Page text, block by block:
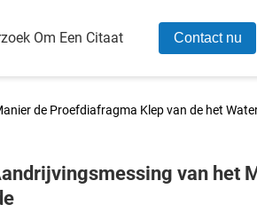
Om Een Citaat Contact nu
de Proefdiafragma Klep van de het
van het